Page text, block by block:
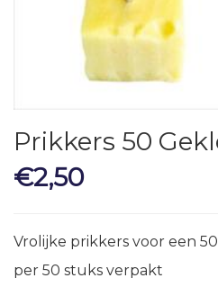
Prikkers 50
€2,50
Vrolijke prikkers voor een
per 50 stuks verpakt